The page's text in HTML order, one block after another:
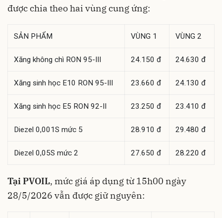
được chia theo hai vùng cung ứng:
SẢN PHẨM VÙNG 1 VÙNG 2
Xăng không chì RON 95-III 24.150 đ 24.630 đ
Xăng sinh học E10 RON 95-III 23.660 đ 24.130 đ
Xăng sinh học E5 RON 92-II 23.250 đ 23.410 đ
Diezel 0,001S mức 5 28.910 đ 29.480 đ
Diezel 0,05S mức 2 27.650 đ 28.220 đ
Tại PVOIL, mức giá áp dụng từ 15h00 ngày
28/5/2026 vẫn được giữ nguyên: